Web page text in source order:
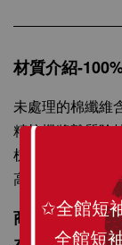
✩全館短
全館短
NT$ 299
材質介紹-
未處理的棉纖維
精梳機將雜質除
梳棉紗。精梳棉
高的品質水準，
商品描述：訂